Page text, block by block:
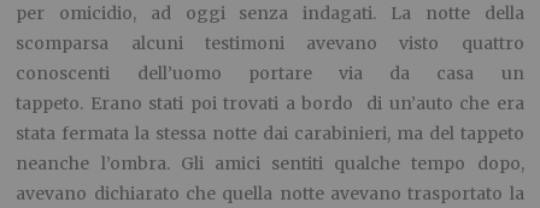
per omicidio, ad oggi senza indagati. La notte della
scomparsa alcuni testimoni avevano visto quattro
conoscenti dell’uomo portare via da casa un
tappeto. Erano stati poi trovati a bordo di un’auto che era
stata fermata la stessa notte dai carabinieri, ma del tappeto
neanche l’ombra. Gli amici sentiti qualche tempo dopo,
avevano dichiarato che quella notte avevano trasportato la